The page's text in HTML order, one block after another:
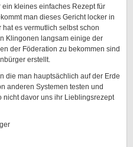
kleines einfaches Rezept für
man dieses Gericht locker in
es vermutlich selbst schon
Klingonen langsam einige der
der Föderation zu bekommen sind
erstellt.
die man hauptsächlich auf der Erde
anderen Systemen testen und
nicht davor uns ihr Lieblingsrezept